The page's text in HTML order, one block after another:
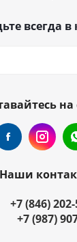
всегда в
на
Наши
+7 (846)
+7 (987)